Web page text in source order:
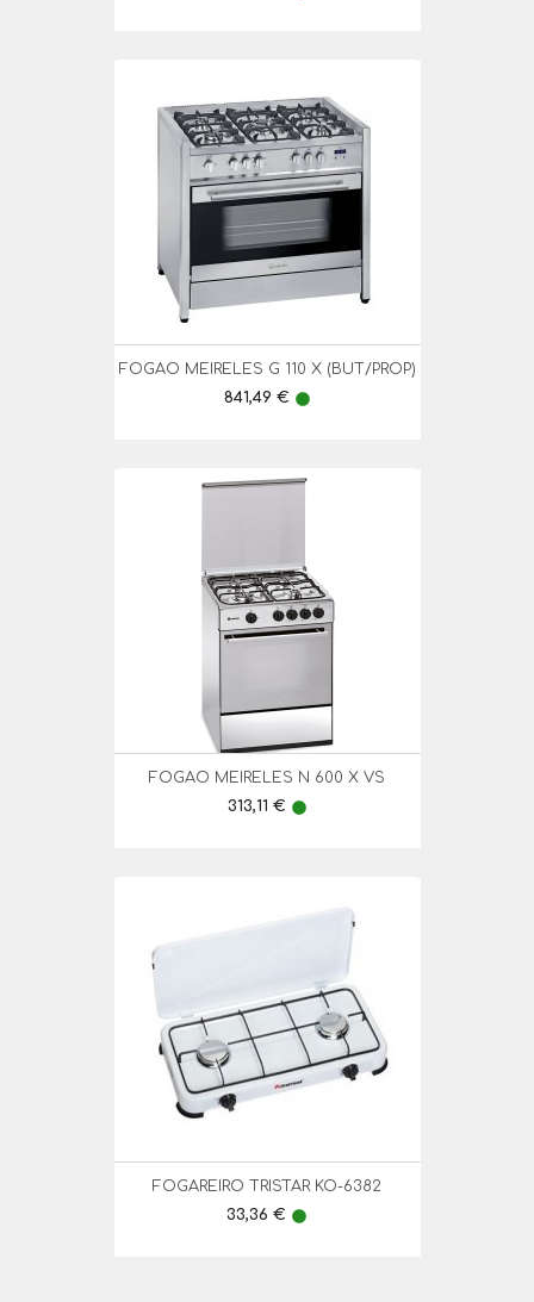
FOGAO MEIRELES G 110 X (BUT/PROP)
Preço
841,49 € lens
FOGAO MEIRELES N 600 X VS
Preço
313,11 € lens
FOGAREIRO TRISTAR KO-6382
Preço
33,36 € lens